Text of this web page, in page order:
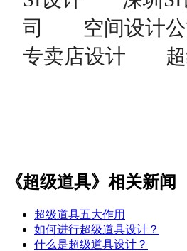
司
空间设计公
专卖店设计
《超级道具》相关新闻
超级道具五大作用
如何进行超级道具设计？
什么是超级道具设计？